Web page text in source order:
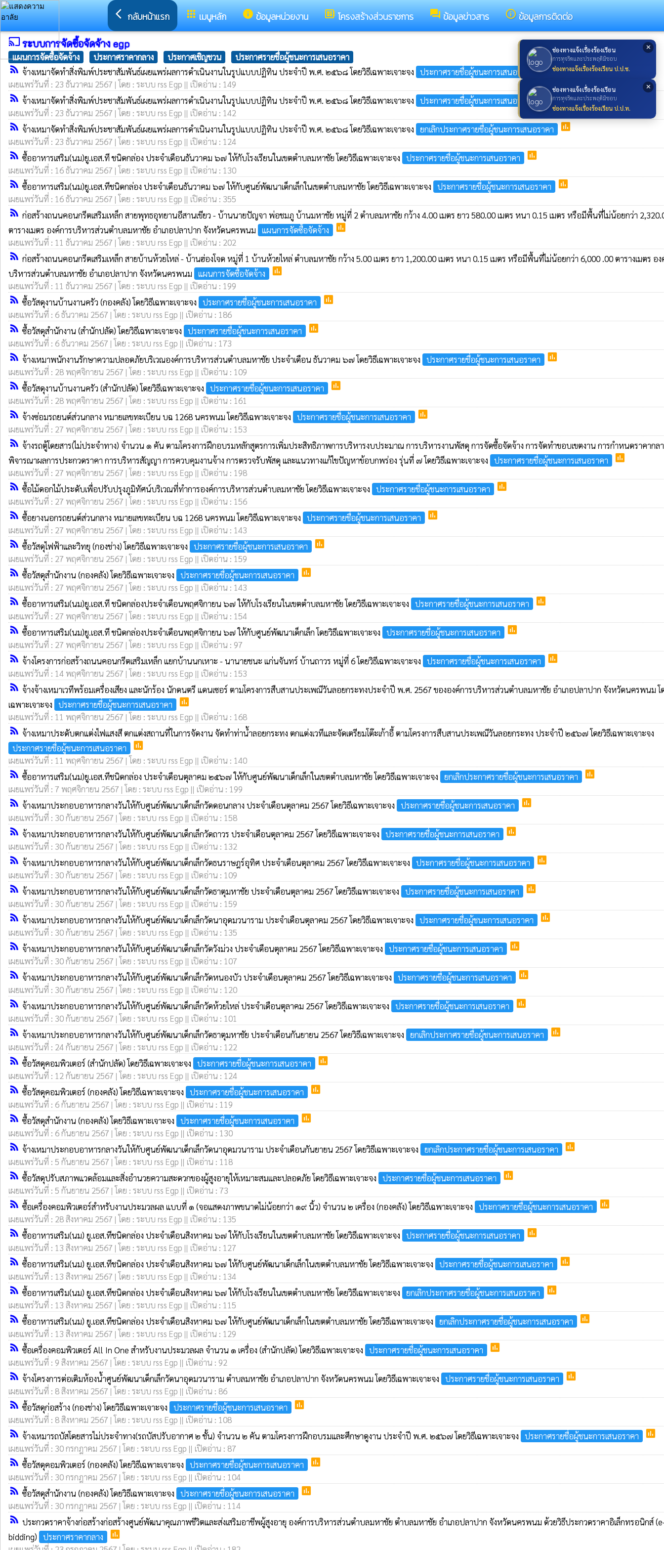
✕
ช่องทางแจ้งเรื่องร้องเรียน
การทุจริตและประพฤติมิชอบ
ช่องทางแจ้งเรื่องร้องเรียน ป.ป.ช.
✕
ช่องทางแจ้งเรื่องร้องเรียน
การทุจริตและประพฤติมิชอบ
ช่องทางแจ้งเรื่องร้องเรียน ป.ป.ท.
arrow_back_ios กลับหน้าแรก appsเมนูหลัก infoข้อมูลหน่วยงาน developer_boardโครงสร้างส่วนราชการ forumข้อมูลข่าวสาร info_outlineข้อมูลการติดต่อ
castระบบการจัดซื้อจัดจ้าง egp
แผนการจัดซื้อจัดจ้าง ประกาศราคากลาง ประกาศเชิญชวน ประกาศรายชื่อผู้ชนะการเสนอราคา
rss_feed จ้างเหมาจัดทำสิ่งพิมพ์ประชาสัมพันธ์เผยแพร่ผลการดำเนินงานในรูปแบบปฏิทิน ประจำปี พ.ศ. ๒๕๖๘ โดยวิธีเฉพาะเจาะจง ประกาศรายชื่อผู้ชนะการเสนอราคา poll
เผยแพร่วันที่ : 23 ธันวาคม 2567 | โดย : ระบบ rss Egp || เปิดอ่าน : 149
rss_feed จ้างเหมาจัดทำสิ่งพิมพ์ประชาสัมพันธ์เผยแพร่ผลการดำเนินงานในรูปแบบปฏิทิน ประจำปี พ.ศ. ๒๕๖๘ โดยวิธีเฉพาะเจาะจง ประกาศรายชื่อผู้ชนะการเสนอราคา poll
เผยแพร่วันที่ : 23 ธันวาคม 2567 | โดย : ระบบ rss Egp || เปิดอ่าน : 142
rss_feed จ้างเหมาจัดทำสิ่งพิมพ์ประชาสัมพันธ์เผยแพร่ผลการดำเนินงานในรูปแบบปฏิทิน ประจำปี พ.ศ. ๒๕๖๘ โดยวิธีเฉพาะเจาะจง ยกเลิกประกาศรายชื่อผู้ชนะการเสนอราคา poll
เผยแพร่วันที่ : 23 ธันวาคม 2567 | โดย : ระบบ rss Egp || เปิดอ่าน : 124
rss_feed ซื้ออาหารเสริม(นม)ยู.เอส.ที ชนิดกล่อง ประจำเดือนธันวาคม ๖๗ ให้กับโรงเรียนในเขตตำบลมหาชัย โดยวิธีเฉพาะเจาะจง ประกาศรายชื่อผู้ชนะการเสนอราคา poll
เผยแพร่วันที่ : 16 ธันวาคม 2567 | โดย : ระบบ rss Egp || เปิดอ่าน : 130
rss_feed ซื้ออาหารเสริม(นม)ยู.เอส.ทีชนิดกล่อง ประจำเดือนธันวาคม ๖๗ ให้กับศูนย์พัฒนาเด็กเล็กในเขตตำบลมหาชัย โดยวิธีเฉพาะเจาะจง ประกาศรายชื่อผู้ชนะการเสนอราคา poll
เผยแพร่วันที่ : 16 ธันวาคม 2567 | โดย : ระบบ rss Egp || เปิดอ่าน : 355
rss_feed ก่อสร้างถนนคอนกรีตเสริมเหล็ก สายพุทธอุทยานอีสานเขียว - บ้านนายปัญจา พ่อชมภู บ้านมหาชัย หมู่ที่ 2 ตำบลมหาชัย กว้าง 4.00 เมตร ยาว 580.00 เมตร หนา 0.15 เมตร หรือมีพื้นที่ไม่น้อยกว่า
ตารางเมตร องค์การบริหารส่วนตำบลมหาชัย อำเภอปลาปาก จังหวัดนครพนม
แผนการจัดซื้อจัดจ้าง poll
เผยแพร่วันที่ : 11 ธันวาคม 2567 | โดย : ระบบ rss Egp || เปิดอ่าน : 202
rss_feed ก่อสร้างถนนคอนกรีตเสริมเหล็ก สายบ้านห้วยไหล่ - บ้านฮ่องโจด หมู่ที่ 1 บ้านห้วยไหล่ ตำบลมหาชัย กว้าง 5.00 เมตร ยาว 1,200.00 เมตร หนา 0.15 เมตร หรือมีพื้นที่ไม่น้อยกว่า 6,000 .00 ตารางเมตร อง
บริหารส่วนตำบลมหาชัย อำเภอปลาปาก จังหวัดนครพนม
แผนการจัดซื้อจัดจ้าง poll
เผยแพร่วันที่ : 11 ธันวาคม 2567 | โดย : ระบบ rss Egp || เปิดอ่าน : 199
rss_feed ซื้อวัสดุงานบ้านงานครัว (กองคลัง) โดยวิธีเฉพาะเจาะจง ประกาศรายชื่อผู้ชนะการเสนอราคา poll
เผยแพร่วันที่ : 6 ธันวาคม 2567 | โดย : ระบบ rss Egp || เปิดอ่าน : 186
rss_feed ซื้อวัสดุสำนักงาน (สำนักปลัด) โดยวิธีเฉพาะเจาะจง ประกาศรายชื่อผู้ชนะการเสนอราคา poll
เผยแพร่วันที่ : 6 ธันวาคม 2567 | โดย : ระบบ rss Egp || เปิดอ่าน : 173
rss_feed จ้างเหมาพนักงานรักษาความปลอดภัยบริเวณองค์การบริหารส่วนตำบลมหาชัย ประจำเดือน ธันวาคม ๖๗ โดยวิธีเฉพาะเจาะจง ประกาศรายชื่อผู้ชนะการเสนอราคา poll
เผยแพร่วันที่ : 28 พฤศจิกายน 2567 | โดย : ระบบ rss Egp || เปิดอ่าน : 109
rss_feed ซื้อวัสดุงานบ้านงานครัว (สำนักปลัด) โดยวิธีเฉพาะเจาะจง ประกาศรายชื่อผู้ชนะการเสนอราคา poll
เผยแพร่วันที่ : 28 พฤศจิกายน 2567 | โดย : ระบบ rss Egp || เปิดอ่าน : 161
rss_feed จ้างซ่อมรถยนต์ส่วนกลาง หมายเลขทะเบียน บฉ 1268 นครพนม โดยวิธีเฉพาะเจาะจง ประกาศรายชื่อผู้ชนะการเสนอราคา poll
เผยแพร่วันที่ : 27 พฤศจิกายน 2567 | โดย : ระบบ rss Egp || เปิดอ่าน : 153
rss_feed จ้างรถตู้โดยสาร(ไม่ประจำทาง) จำนวน ๑ คัน ตามโครงการฝึกอบรมหลักสูตรการเพิ่มประสิทธิภาพการบริหารงบประมาณ การบริหารงานพัสดุ การจัดซื้อจัดจ้าง การจัดทำขอบเขตงาน การกำหนดราคากล
พิจารณาผลการประกวดราคา การบริหารสัญญา การควบคุมงานจ้าง การตรวจรับพัสดุ และแนวทางแก้ไขปัญหาข้อบกพร่อง รุ่นที่ ๗ โดยวิธีเฉพาะเจาะจง
ประกาศรายชื่อผู้ชนะการเสนอราคา poll
เผยแพร่วันที่ : 27 พฤศจิกายน 2567 | โดย : ระบบ rss Egp || เปิดอ่าน : 198
rss_feed ซื้อไม้ดอกไม้ประดับเพื่อปรับปรุงภูมิทัศน์บริเวณที่ทำการองค์การบริหารส่วนตำบลมหาชัย โดยวิธีเฉพาะเจาะจง ประกาศรายชื่อผู้ชนะการเสนอราคา poll
เผยแพร่วันที่ : 27 พฤศจิกายน 2567 | โดย : ระบบ rss Egp || เปิดอ่าน : 156
rss_feed ซื้อยางนอกรถยนต์ส่วนกลาง หมายเลขทะเบียน บฉ 1268 นครพนม โดยวิธีเฉพาะเจาะจง ประกาศรายชื่อผู้ชนะการเสนอราคา poll
เผยแพร่วันที่ : 27 พฤศจิกายน 2567 | โดย : ระบบ rss Egp || เปิดอ่าน : 143
rss_feed ซื้อวัสดุไฟฟ้าและวิทยุ (กองช่าง) โดยวิธีเฉพาะเจาะจง ประกาศรายชื่อผู้ชนะการเสนอราคา poll
เผยแพร่วันที่ : 27 พฤศจิกายน 2567 | โดย : ระบบ rss Egp || เปิดอ่าน : 159
rss_feed ซื้อวัสดุสำนักงาน (กองคลัง) โดยวิธีเฉพาะเจาะจง ประกาศรายชื่อผู้ชนะการเสนอราคา poll
เผยแพร่วันที่ : 27 พฤศจิกายน 2567 | โดย : ระบบ rss Egp || เปิดอ่าน : 143
rss_feed ซื้ออาหารเสริม(นม)ยู.เอส.ที ชนิดกล่องประจำเดือนพฤศจิกายน ๖๗ ให้กับโรงเรียนในเขตตำบลมหาชัย โดยวิธีเฉพาะเจาะจง ประกาศรายชื่อผู้ชนะการเสนอราคา poll
เผยแพร่วันที่ : 27 พฤศจิกายน 2567 | โดย : ระบบ rss Egp || เปิดอ่าน : 154
rss_feed ซื้ออาหารเสริม(นม)ยู.เอส.ที ชนิดกล่องประจำเดือนพฤศจิกายน ๖๗ ให้กับศูนย์พัฒนาเด็กเล็ก โดยวิธีเฉพาะเจาะจง ประกาศรายชื่อผู้ชนะการเสนอราคา poll
เผยแพร่วันที่ : 27 พฤศจิกายน 2567 | โดย : ระบบ rss Egp || เปิดอ่าน : 97
rss_feed จ้างโครงการก่อสร้างถนนคอนกรีตเสริมเหล็ก แยกบ้านนกเหาะ - นานายชนะ แก่นจันทร์ บ้านถาวร หมู่ที่ 6 โดยวิธีเฉพาะเจาะจง ประกาศรายชื่อผู้ชนะการเสนอราคา poll
เผยแพร่วันที่ : 14 พฤศจิกายน 2567 | โดย : ระบบ rss Egp || เปิดอ่าน : 153
rss_feed จ้างจ้างเหมาเวทีพร้อมเครื่องเสียง และนักร้อง นักดนตรี แดนเซอร์ ตามโครงการสืบสานประเพณีวันลอยกระทงประจำปี พ.ศ. 2567 ขององค์การบริหารส่วนตำบลมหาชัย อำเภอปลาปาก จังหวัดนครพนม โ
เฉพาะเจาะจง
ประกาศรายชื่อผู้ชนะการเสนอราคา poll
เผยแพร่วันที่ : 11 พฤศจิกายน 2567 | โดย : ระบบ rss Egp || เปิดอ่าน : 168
rss_feed จ้างเหมาประดับตกแต่งไฟแสงสี ตกแต่งสถานที่ในการจัดงาน จัดทำท่าน้ำลอยกระทง ตกแต่งเวทีและจัดเตรียมโต๊ะเก้าอี้ ตามโครงการสืบสานประเพณีวันลอยกระทง ประจำปี ๒๕๖๗ โดยวิธีเฉพาะเจาะจง
ประกาศรายชื่อผู้ชนะการเสนอราคา
poll
เผยแพร่วันที่ : 11 พฤศจิกายน 2567 | โดย : ระบบ rss Egp || เปิดอ่าน : 140
rss_feed ซื้ออาหารเสริม(นม)ยู.เอส.ทีชนิดกล่อง ประจำเดือนตุลาคม ๒๕๖๗ ให้กับศูนย์พัฒนาเด็กเล็กในเขตตำบลมหาชัย โดยวิธีเฉพาะเจาะจง ยกเลิกประกาศรายชื่อผู้ชนะการเสนอราคา poll
เผยแพร่วันที่ : 7 พฤศจิกายน 2567 | โดย : ระบบ rss Egp || เปิดอ่าน : 199
rss_feed จ้างเหมาประกอบอาหารกลางวันให้กับศูนย์พัฒนาเด็กเล็กวัดดอนกลาง ประจำเดือนตุลาคม 2567 โดยวิธีเฉพาะเจาะจง ประกาศรายชื่อผู้ชนะการเสนอราคา poll
เผยแพร่วันที่ : 30 กันยายน 2567 | โดย : ระบบ rss Egp || เปิดอ่าน : 158
rss_feed จ้างเหมาประกอบอาหารกลางวันให้กับศูนย์พัฒนาเด็กเล็กวัดถาวร ประจำเดือนตุลาคม 2567 โดยวิธีเฉพาะเจาะจง ประกาศรายชื่อผู้ชนะการเสนอราคา poll
เผยแพร่วันที่ : 30 กันยายน 2567 | โดย : ระบบ rss Egp || เปิดอ่าน : 132
rss_feed จ้างเหมาประกอบอาหารกลางวันให้กับศูนย์พัฒนาเด็กเล็กวัดธนราษฎร์อุทิศ ประจำเดือนตุลาคม 2567 โดยวิธีเฉพาะเจาะจง ประกาศรายชื่อผู้ชนะการเสนอราคา poll
เผยแพร่วันที่ : 30 กันยายน 2567 | โดย : ระบบ rss Egp || เปิดอ่าน : 109
rss_feed จ้างเหมาประกอบอาหารกลางวันให้กับศูนย์พัฒนาเด็กเล็กวัดธาตุมหาชัย ประจำเดือนตุลาคม 2567 โดยวิธีเฉพาะเจาะจง ประกาศรายชื่อผู้ชนะการเสนอราคา poll
เผยแพร่วันที่ : 30 กันยายน 2567 | โดย : ระบบ rss Egp || เปิดอ่าน : 159
rss_feed จ้างเหมาประกอบอาหารกลางวันให้กับศูนย์พัฒนาเด็กเล็กวัดนาอุดมวนาราม ประจำเดือนตุลาคม 2567 โดยวิธีเฉพาะเจาะจง ประกาศรายชื่อผู้ชนะการเสนอราคา poll
เผยแพร่วันที่ : 30 กันยายน 2567 | โดย : ระบบ rss Egp || เปิดอ่าน : 135
rss_feed จ้างเหมาประกอบอาหารกลางวันให้กับศูนย์พัฒนาเด็กเล็กวัดวังม่วง ประจำเดือนตุลาคม 2567 โดยวิธีเฉพาะเจาะจง ประกาศรายชื่อผู้ชนะการเสนอราคา poll
เผยแพร่วันที่ : 30 กันยายน 2567 | โดย : ระบบ rss Egp || เปิดอ่าน : 107
rss_feed จ้างเหมาประกอบอาหารกลางวันให้กับศูนย์พัฒนาเด็กเล็กวัดหนองบัว ประจำเดือนตุลาคม 2567 โดยวิธีเฉพาะเจาะจง ประกาศรายชื่อผู้ชนะการเสนอราคา poll
เผยแพร่วันที่ : 30 กันยายน 2567 | โดย : ระบบ rss Egp || เปิดอ่าน : 120
rss_feed จ้างเหมาประกอบอาหารกลางวันให้กับศูนย์พัฒนาเด็กเล็กวัดห้วยไหล่ ประจำเดือนตุลาคม 2567 โดยวิธีเฉพาะเจาะจง ประกาศรายชื่อผู้ชนะการเสนอราคา poll
เผยแพร่วันที่ : 30 กันยายน 2567 | โดย : ระบบ rss Egp || เปิดอ่าน : 101
rss_feed จ้างเหมาประกอบอาหารกลางวันให้กับศูนย์พัฒนาเด็กเล็กวัดธาตุมหาชัย ประจำเดือนกันยายน 2567 โดยวิธีเฉพาะเจาะจง ยกเลิกประกาศรายชื่อผู้ชนะการเสนอราคา poll
เผยแพร่วันที่ : 24 กันยายน 2567 | โดย : ระบบ rss Egp || เปิดอ่าน : 122
rss_feed ซื้อวัสดุคอมพิวเตอร์ (สำนักปลัด) โดยวิธีเฉพาะเจาะจง ประกาศรายชื่อผู้ชนะการเสนอราคา poll
เผยแพร่วันที่ : 12 กันยายน 2567 | โดย : ระบบ rss Egp || เปิดอ่าน : 124
rss_feed ซื้อวัสดุคอมพิวเตอร์ (กองคลัง) โดยวิธีเฉพาะเจาะจง ประกาศรายชื่อผู้ชนะการเสนอราคา poll
เผยแพร่วันที่ : 6 กันยายน 2567 | โดย : ระบบ rss Egp || เปิดอ่าน : 119
rss_feed ซื้อวัสดุสำนักงาน (กองคลัง) โดยวิธีเฉพาะเจาะจง ประกาศรายชื่อผู้ชนะการเสนอราคา poll
เผยแพร่วันที่ : 6 กันยายน 2567 | โดย : ระบบ rss Egp || เปิดอ่าน : 130
rss_feed จ้างเหมาประกอบอาหารกลางวันให้กับศูนย์พัฒนาเด็กเล็กวัดนาอุดมวนาราม ประจำเดือนกันยายน 2567 โดยวิธีเฉพาะเจาะจง ยกเลิกประกาศรายชื่อผู้ชนะการเสนอราคา poll
เผยแพร่วันที่ : 5 กันยายน 2567 | โดย : ระบบ rss Egp || เปิดอ่าน : 118
rss_feed ซื้อวัสดุปรับสภาพแวดล้อมและสิ่งอำนวยความสะดวกของผู้สูงอายุให้เหมาะสมและปลอดภัย โดยวิธีเฉพาะเจาะจง ประกาศรายชื่อผู้ชนะการเสนอราคา poll
เผยแพร่วันที่ : 5 กันยายน 2567 | โดย : ระบบ rss Egp || เปิดอ่าน : 73
rss_feed ซื้อเครื่องคอมพิวเตอร์สำหรับงานประมวลผล แบบที่ ๑ (จอแสดงภาพขนาดไม่น้อยกว่า ๑๙ นิ้ว) จำนวน ๒ เครื่อง (กองคลัง) โดยวิธีเฉพาะเจาะจง ประกาศรายชื่อผู้ชนะการเสนอราคา poll
เผยแพร่วันที่ : 28 สิงหาคม 2567 | โดย : ระบบ rss Egp || เปิดอ่าน : 135
rss_feed ซื้ออาหารเสริม(นม) ยู.เอส.ทีชนิดกล่อง ประจำเดือนสิงหาคม ๖๗ ให้กับโรงเรียนในเขตตำบลมหาชัย โดยวิธีเฉพาะเจาะจง ประกาศรายชื่อผู้ชนะการเสนอราคา poll
เผยแพร่วันที่ : 13 สิงหาคม 2567 | โดย : ระบบ rss Egp || เปิดอ่าน : 127
rss_feed ซื้ออาหารเสริม(นม) ยู.เอส.ทีชนิดกล่อง ประจำเดือนสิงหาคม ๖๗ ให้กับศูนย์พัฒนาเด็กเล็กในเขตตำบลมหาชัย โดยวิธีเฉพาะเจาะจง ประกาศรายชื่อผู้ชนะการเสนอราคา poll
เผยแพร่วันที่ : 13 สิงหาคม 2567 | โดย : ระบบ rss Egp || เปิดอ่าน : 134
rss_feed ซื้ออาหารเสริม(นม) ยู.เอส.ทีชนิดกล่อง ประจำเดือนสิงหาคม ๖๗ ให้กับโรงเรียนในเขตตำบลมหาชัย โดยวิธีเฉพาะเจาะจง ยกเลิกประกาศรายชื่อผู้ชนะการเสนอราคา poll
เผยแพร่วันที่ : 13 สิงหาคม 2567 | โดย : ระบบ rss Egp || เปิดอ่าน : 115
rss_feed ซื้ออาหารเสริม(นม) ยู.เอส.ทีชนิดกล่อง ประจำเดือนสิงหาคม ๖๗ ให้กับศูนย์พัฒนาเด็กเล็กในเขตตำบลมหาชัย โดยวิธีเฉพาะเจาะจง ยกเลิกประกาศรายชื่อผู้ชนะการเสนอราคา poll
เผยแพร่วันที่ : 13 สิงหาคม 2567 | โดย : ระบบ rss Egp || เปิดอ่าน : 129
rss_feed ซื้อเครื่องคอมพิวเตอร์ All In One สำหรับงานประมวลผล จำนวน ๑ เครื่อง (สำนักปลัด) โดยวิธีเฉพาะเจาะจง ประกาศรายชื่อผู้ชนะการเสนอราคา poll
เผยแพร่วันที่ : 9 สิงหาคม 2567 | โดย : ระบบ rss Egp || เปิดอ่าน : 92
rss_feed จ้างโครงการต่อเติมห้องน้ำศูนย์พัฒนาเด็กเล็กวัดนาอุดมวนาราม ตำบลมหาชัย อำเภอปลาปาก จังหวัดนครพนม โดยวิธีเฉพาะเจาะจง ประกาศรายชื่อผู้ชนะการเสนอราคา poll
เผยแพร่วันที่ : 8 สิงหาคม 2567 | โดย : ระบบ rss Egp || เปิดอ่าน : 86
rss_feed ซื้อวัสดุก่อสร้าง (กองช่าง) โดยวิธีเฉพาะเจาะจง ประกาศรายชื่อผู้ชนะการเสนอราคา poll
เผยแพร่วันที่ : 8 สิงหาคม 2567 | โดย : ระบบ rss Egp || เปิดอ่าน : 108
rss_feed จ้างเหมารถบัสโดยสารไม่ประจำทาง(รถบัสปรับอากาศ ๒ ชั้น) จำนวน ๒ คัน ตามโครงการฝึกอบรมและศึกษาดูงาน ประจำปี พ.ศ. ๒๕๖๗ โดยวิธีเฉพาะเจาะจง ประกาศรายชื่อผู้ชนะการเสนอราคา poll
เผยแพร่วันที่ : 30 กรกฎาคม 2567 | โดย : ระบบ rss Egp || เปิดอ่าน : 87
rss_feed ซื้อวัสดุคอมพิวเตอร์ (กองคลัง) โดยวิธีเฉพาะเจาะจง ประกาศรายชื่อผู้ชนะการเสนอราคา poll
เผยแพร่วันที่ : 30 กรกฎาคม 2567 | โดย : ระบบ rss Egp || เปิดอ่าน : 104
rss_feed ซื้อวัสดุสำนักงาน (กองคลัง) โดยวิธีเฉพาะเจาะจง ประกาศรายชื่อผู้ชนะการเสนอราคา poll
เผยแพร่วันที่ : 30 กรกฎาคม 2567 | โดย : ระบบ rss Egp || เปิดอ่าน : 114
rss_feed ประกวดราคาจ้างก่อสร้างก่อสร้างศูนย์พัฒนาคุณภาพชีวิตและส่งเสริมอาชีพผู้สูงอายุ องค์การบริหารส่วนตำบลมหาชัย ตำบลมหาชัย อำเภอปลาปาก จังหวัดนครพนม ด้วยวิธีประกวดราคาอิเล็กทรอนิกส์
bidding)
ประกาศราคากลาง poll